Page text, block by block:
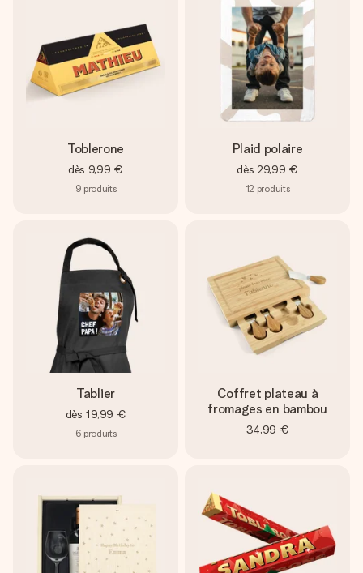
Toblerone
dès 9,99 €
9 produits
Plaid polaire
dès 29,99 €
12 produits
Tablier
dès 19,99 €
6 produits
Coffret plateau à
fromages en bambou
34,99 €